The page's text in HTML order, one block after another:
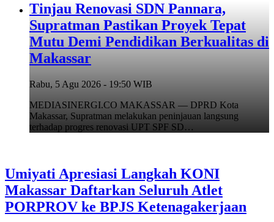
Tinjau Renovasi SDN Pannara,
Supratman Pastikan Proyek Tepat
Mutu Demi Pendidikan Berkualitas di
Makassar
Rabu, 5 Agu 2026 - 19:50 WIB
MEDIASINERGI.CO MAKASSAR — DPRD Kota
Makassar, Supratman melakukan peninjauan langsung
terhadap progres renovasi UPT SPF SD…
Umiyati Apresiasi Langkah KONI
Makassar Daftarkan Seluruh Atlet
PORPROV ke BPJS Ketenagakerjaan